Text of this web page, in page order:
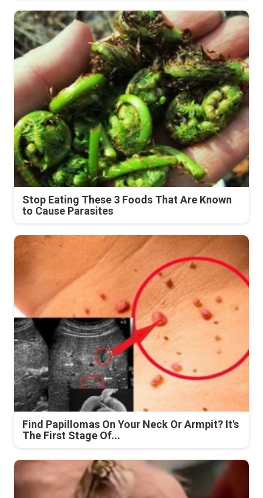
Stop Eating These 3 Foods That Are Known
to Cause Parasites
Find Papillomas On Your Neck Or Armpit? It's
The First Stage Of...